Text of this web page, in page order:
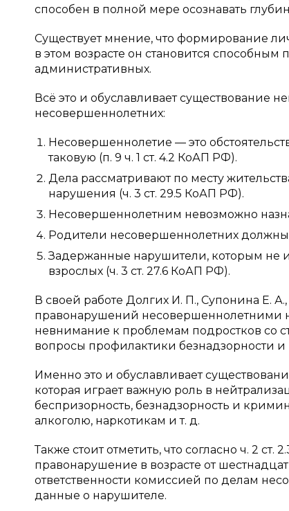
способен в полной мере осознавать
Существует мнение, что формирование
в этом возрасте он становится способным
административных.
Всё это и обуславливает существование
несовершеннолетних:
Несовершеннолетие — это
таковую (п. 9 ч. 1 ст. 4.2 КоАП РФ).
Дела рассматривают по месту
нарушения (ч. 3 ст. 29.5 КоАП РФ).
Несовершеннолетним невозможно
Родители несовершеннолетних должны
Задержанные нарушители, которым не
взрослых (ч. 3 ст. 27.6 КоАП РФ).
В своей работе Долгих И. П., Супонина Е.
правонарушений несовершеннолетними
невнимание к проблемам подростков со
вопросы профилактики безнадзорности
Именно это и обуславливает
которая играет важную роль в
беспризорность, безнадзорность и
алкоголю, наркотикам и т. д.
Также стоит отметить, что согласно ч. 2
правонарушение в возрасте от
ответственности комиссией по делам
данные о нарушителе.